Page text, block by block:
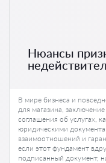
Нюансы
В мире бизнеса и
для магазина,
соглашения об услугах,
юридическими
взаимоотношений и
если этот фундамент
подписанный документ,